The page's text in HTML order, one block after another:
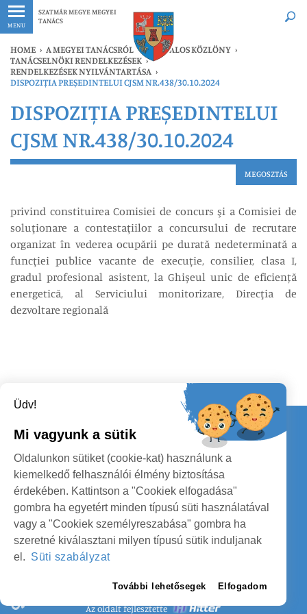
MENU
SZATMÁR MEGYE MEGYEI
TANÁCS
Legfrissebb Bármikor
HOME › A MEGYEI TANÁCSRÓL › HIVATALOS KÖZLÖNY ›
TANÁCSELNÖKI RENDELKEZÉSEK ›
RENDELKEZÉSEK NYILVÁNTARTÁSA ›
DISPOZIȚIA PREȘEDINTELUI CJSM NR.438/30.10.2024
DISPOZIȚIA PREȘEDINTELUI
CJSM NR.438/30.10.2024
MEGOSZTÁS
privind constituirea Comisiei de concurs şi a Comisiei de
soluţionare a contestaţiilor a concursului de recrutare
organizat în vederea ocupării pe durată nedeterminată a
funcţiei publice vacante de execuţie, consilier, clasa I,
gradul profesional asistent, la Ghișeul unic de eficiență
energetică, al Serviciului monitorizare, Direcţia de
dezvoltare regională
SZEMÉLYES ADATOK VÉDELME
Az oldalt fejlesztette
SZATMÁR MEGYE MEGYEI TANÁCS
Kapcsolat
KÖVESSENEK
Üdv!
Mi vagyunk a sütik
Oldalunkon sütiket (cookie-kat) használunk a
kiemelkedő felhasználói élmény biztosítása
érdekében. Kattintson a "Cookiek elfogadása"
gombra ha egyetért minden típusú süti használatával
vagy a "Cookiek személyreszabása" gombra ha
szeretné kiválasztani milyen típusú sütik induljanak
el. Süti szabályzat
További lehetősegek Elfogadom